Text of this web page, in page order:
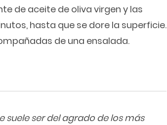
de aceite de oliva virgen y las
hasta que se dore la superficie.
de una ensalada.
suele ser del agrado de los más